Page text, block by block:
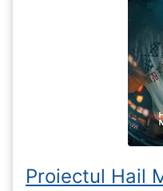
Proiectul Hail